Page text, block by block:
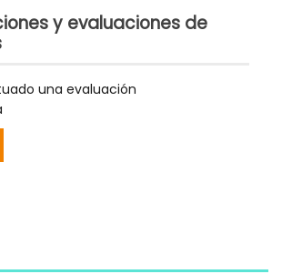
y evaluaciones de
una evaluación